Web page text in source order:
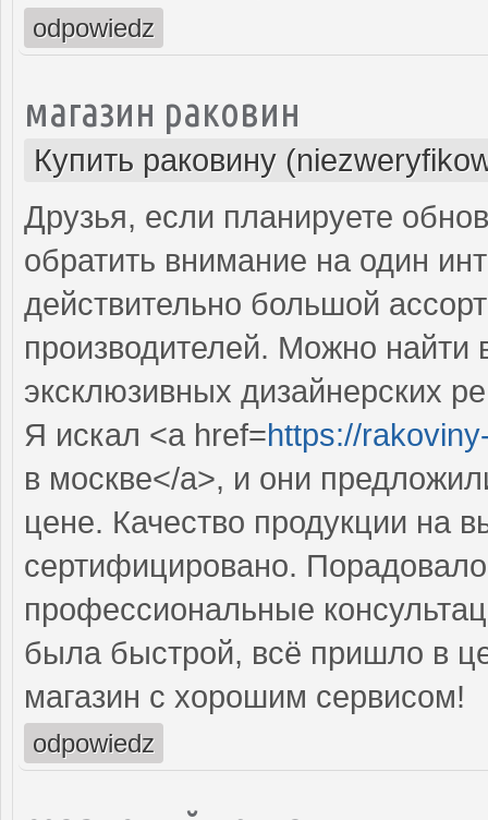
odpowiedz
магазин раковин
Купить раковину
Друзья, если планируете
обратить внимание на один
действительно большой
производителей. Можно найти
эксклюзивных дизайнерских
Я искал <a href=https://
в москве</a>, и они
цене. Качество продукции на
сертифицировано.
профессиональные
была быстрой, всё пришло в
магазин с хорошим сервисом!
odpowiedz